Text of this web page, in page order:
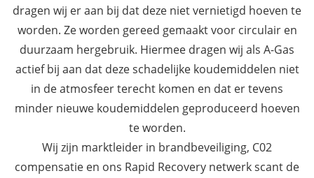
dragen wij er aan bij dat deze niet vernietigd hoeven te
worden. Ze worden gereed gemaakt voor circulair en
duurzaam hergebruik. Hiermee dragen wij als A-Gas
actief bij aan dat deze schadelijke koudemiddelen niet
in de atmosfeer terecht komen en dat er tevens
minder nieuwe koudemiddelen geproduceerd hoeven
te worden.
Wij zijn marktleider in brandbeveiliging, C02
compensatie en ons Rapid Recovery netwerkscant de